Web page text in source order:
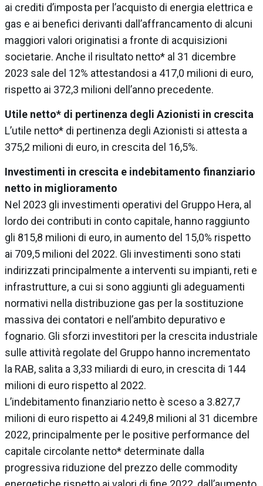
ai crediti d’imposta per l’acquisto di energia elettrica e
gas e ai benefici derivanti dall’affrancamento di alcuni
maggiori valori originatisi a fronte di acquisizioni
societarie. Anche il risultato netto* al 31 dicembre
2023 sale del 12% attestandosi a 417,0 milioni di euro,
rispetto ai 372,3 milioni dell’anno precedente.
Utile netto* di pertinenza degli Azionisti in crescita
L’utile netto* di pertinenza degli Azionisti si attesta a
375,2 milioni di euro, in crescita del 16,5%.
Investimenti in crescita e indebitamento finanziario
netto in miglioramento
Nel 2023 gli investimenti operativi del Gruppo Hera, al
lordo dei contributi in conto capitale, hanno raggiunto
gli 815,8 milioni di euro, in aumento del 15,0% rispetto
ai 709,5 milioni del 2022. Gli investimenti sono stati
indirizzati principalmente a interventi su impianti, reti e
infrastrutture, a cui si sono aggiunti gli adeguamenti
normativi nella distribuzione gas per la sostituzione
massiva dei contatori e nell’ambito depurativo e
fognario. Gli sforzi investitori per la crescita industriale
sulle attività regolate del Gruppo hanno incrementato
la RAB, salita a 3,33 miliardi di euro, in crescita di 144
milioni di euro rispetto al 2022.
L’indebitamento finanziario netto è sceso a 3.827,7
milioni di euro rispetto ai 4.249,8 milioni al 31 dicembre
2022, principalmente per le positive performance del
capitale circolante netto* determinate dalla
progressiva riduzione del prezzo delle commodity